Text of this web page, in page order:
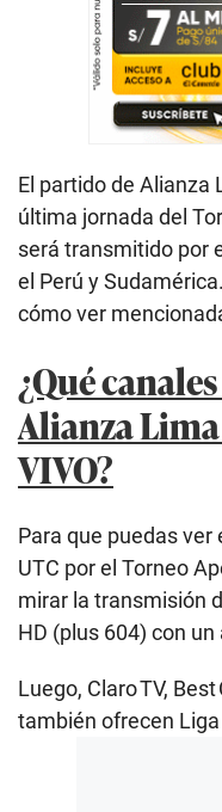
El partido de Alianza
última jornada del
será transmitido por
el Perú y
cómo ver
¿Qué
Alianza Lima
VIVO?
Para que puedas
UTC por el Torneo
mirar la transmisión
HD (plus 604) con
Luego, Claro TV,
también ofrecen